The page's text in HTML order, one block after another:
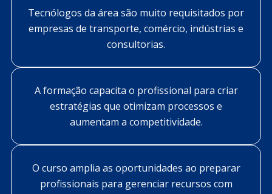
Tecnólogos da área são muito requisitados por
empresas de transporte, comércio, indústrias e
consultorias.
A formação capacita o profissional para criar
estratégias que otimizam processos e
aumentam a competitividade.
O curso amplia as oportunidades ao preparar
profissionais para gerenciar recursos com